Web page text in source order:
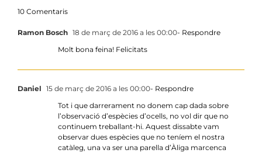
10 Comentaris
Ramon Bosch 18 de març de 2016 a les 00:00- Respondre
Molt bona feina! Felicitats
Daniel 15 de març de 2016 a les 00:00- Respondre
Tot i que darrerament no donem cap dada sobre
l’observació d’espècies d’ocells, no vol dir que no
continuem treballant-hi. Aquest dissabte vam
observar dues espècies que no teníem el nostra
catàleg, una va ser una parella d’Àliga marcenca